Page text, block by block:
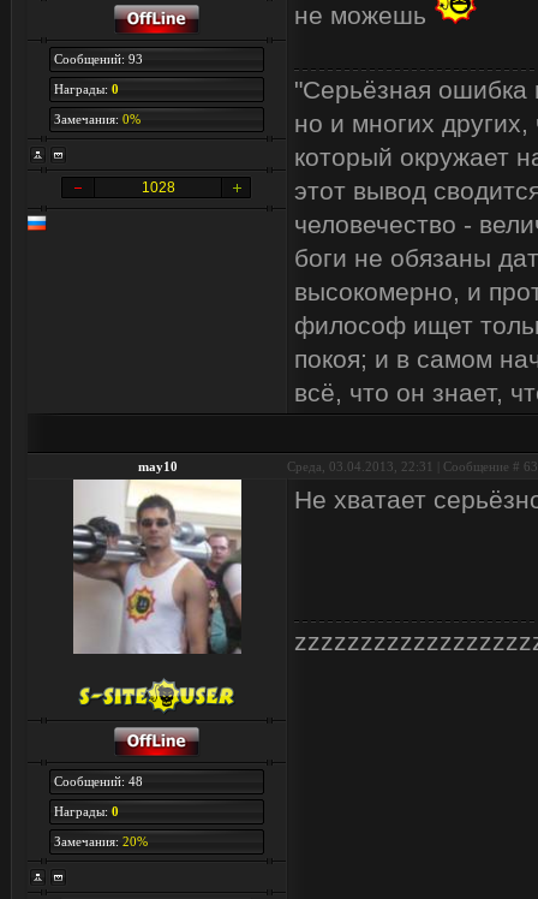
Сообщений: 93
Награды: 0
Замечания: 0%
1028
не можешь
"Серьёзная
но и многих
который окружает
этот вывод
человечество -
боги не обязаны
высокомерно, и
философ ищет
покоя; и в самом
всё, что он знает,
may10 Среда, 03.04.2013, 22:31 | Сообщение # 63
Сообщений: 48
Награды: 0
Замечания: 20%
Не хватает